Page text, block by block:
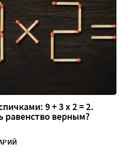
9 + 3 х 2 = 2.
равенство верным?